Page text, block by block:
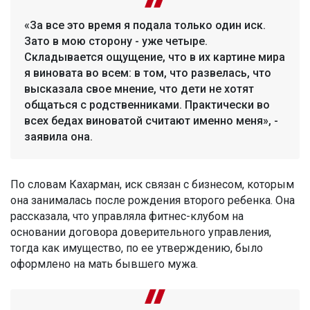
«За все это время я подала только один иск.
Зато в мою сторону - уже четыре.
Складывается ощущение, что в их картине мира
я виновата во всем: в том, что развелась, что
высказала свое мнение, что дети не хотят
общаться с родственниками. Практически во
всех бедах виноватой считают именно меня», -
заявила она.
По словам Кахарман, иск связан с бизнесом, которым
она занималась после рождения второго ребенка. Она
рассказала, что управляла фитнес-клубом на
основании договора доверительного управления,
тогда как имущество, по ее утверждению, было
оформлено на мать бывшего мужа.